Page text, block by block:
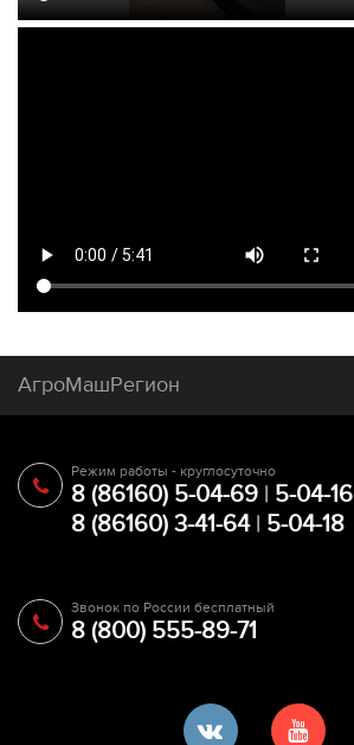
АгроМашРегион
Режим работы - круглосуточно
8 (86160) 5-04-69 | 5-04-16
8 (86160) 3-41-64| 5-04-18
Звонок по России бесплатный
8 (800) 555-89-71